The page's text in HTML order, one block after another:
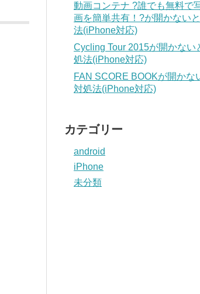
動画コンテナ ?誰でも無料で
画を簡単共有！?が開かない
法(iPhone対応)
Cycling Tour 2015が開かない
処法(iPhone対応)
FAN SCORE BOOKが開かな
対処法(iPhone対応)
カテゴリー
android
iPhone
未分類